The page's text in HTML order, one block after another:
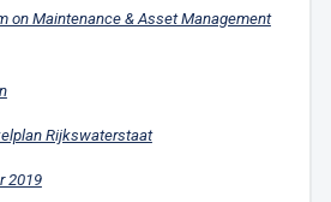
on Maintenance & Asset Management
Rijkswaterstaat
2019